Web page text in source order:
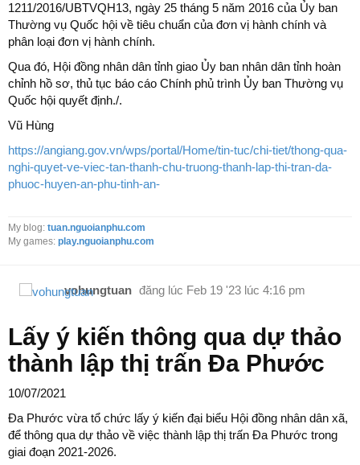
1211/2016/UBTVQH13, ngày 25 tháng 5 năm 2016 của Ủy ban
Thường vụ Quốc hội về tiêu chuẩn của đơn vị hành chính và
phân loại đơn vị hành chính.
Qua đó, Hội đồng nhân dân tỉnh giao Ủy ban nhân dân tỉnh hoàn
chỉnh hồ sơ, thủ tục báo cáo Chính phủ trình Ủy ban Thường vụ
Quốc hội quyết định./.
Vũ Hùng
https://angiang.gov.vn/wps/portal/Home/tin-tuc/chi-tiet/thong-qua-
nghi-quyet-ve-viec-tan-thanh-chu-truong-thanh-lap-thi-tran-da-
phuoc-huyen-an-phu-tinh-an-
My blog: tuan.nguoianphu.com
My games: play.nguoianphu.com
vohungtuan đăng lúc Feb 19 '23 lúc 4:16 pm
Lấy ý kiến thông qua dự thảo
thành lập thị trấn Đa Phước
10/07/2021
Đa Phước vừa tổ chức lấy ý kiến đại biểu Hội đồng nhân dân xã,
để thông qua dự thảo về việc thành lập thị trấn Đa Phước trong
giai đoạn 2021-2026.